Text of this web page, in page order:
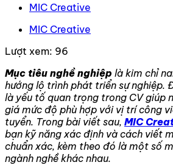
MIC Creative
MIC Creative
Lượt xem: 96
Mục tiêu nghề nghiệp là kim chỉ
hướng lộ trình phát triển sự nghiệp.
là yếu tố quan trọng trong CV giúp
giá mức độ phù hợp với vị trí công
tuyển. Trong bài viết sau, MIC
bạn kỹ năng xác định và cách viết
chuẩn xác, kèm theo đó là một số
ngành nghề khác nhau.